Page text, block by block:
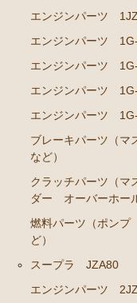
ブレーキパーツ
ト ホース など
クラッチパーツ
ーズシリンダー
ステアリングパ
足回りパーツ（
ルジョイント ブ
燃料パーツ（ポ
ーゲージ ホース
駆動パーツ（セ
シャフトブーツ
ウエザーストリッ
エンジンパーツ
エンジンパーツ
エンジンパーツ
エンジンパーツ
エンジンパーツ
ブレーキパーツ（
など）
クラッチパーツ（マ
ダー オーバーホー
燃料パーツ（ポン
ど）
スープラ JZA80
エンジンパーツ